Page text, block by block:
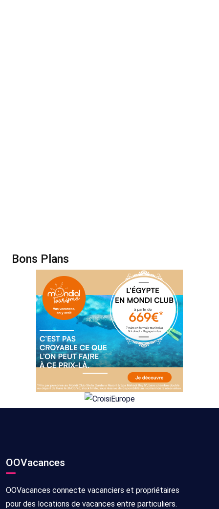
Bons Plans
OOVacances
OOVacances connecte vacanciers et propriétaires
pour des locations de vacances entre particuliers.